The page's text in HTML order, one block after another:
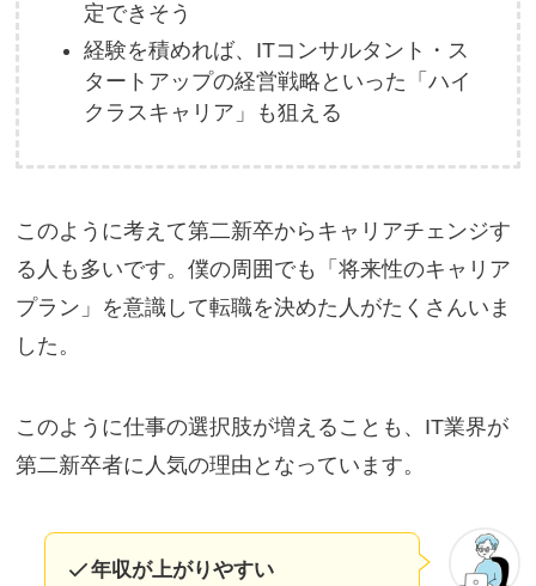
定できそう
経験を積めれば、ITコンサルタント・ス
タートアップの経営戦略といった「ハイ
クラスキャリア」も狙える
このように考えて第二新卒からキャリアチェンジす
る人も多いです。僕の周囲でも「将来性のキャリア
プラン」を意識して転職を決めた人がたくさんいま
した。
このように仕事の選択肢が増えることも、IT業界が
第二新卒者に人気の理由となっています。
年収が上がりやすい